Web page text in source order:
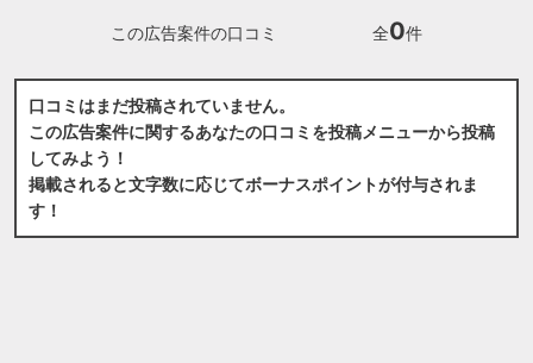
この広告案件の口コミ 全0件
口コミはまだ投稿されていません。
この広告案件に関するあなたの口コミを投稿メニューから投稿
してみよう！
掲載されると文字数に応じてボーナスポイントが付与されま
す！